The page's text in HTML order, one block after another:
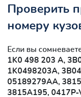
Проверить
номеру
Если вы
1K0 498 203 A,
1K0498203A,
05189279AA,
3815A195, 0417P-